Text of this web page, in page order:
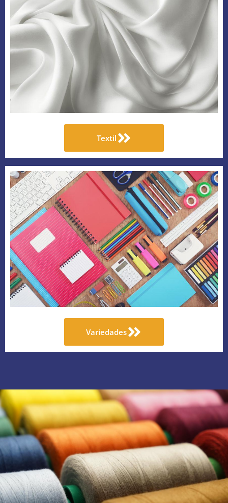
Textil
Variedades